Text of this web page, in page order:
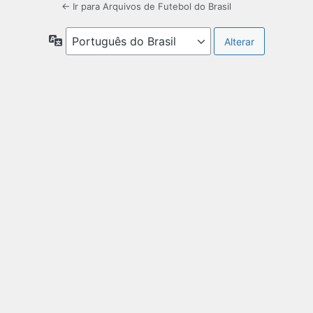
← Ir para Arquivos de Futebol do Brasil
Idioma